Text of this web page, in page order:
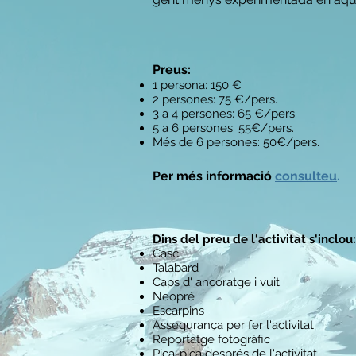
Preus:
1 persona: 150 €
2 persones: 75 €/pers.
3 a 4 persones: 65 €/pers.
5 a 6 persones: 55€/pers.
Més de 6 persones: 50€/pers.
Per més informació consulteu.
Dins del preu de l'activitat s'inclou:
Casc
Talabard
Caps d' ancoratge i vuit.
Neoprè
Escarpins
Assegurança per fer l'activitat
Reportatge fotogràfic